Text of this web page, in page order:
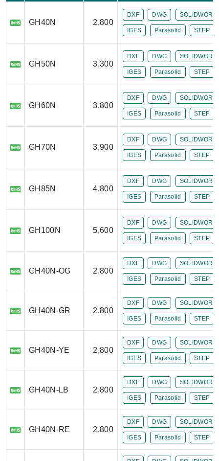
GH40N 2,800
DXF DWG
IGES Parasolid STEP
GH50N 3,300
DXF DWG
IGES Parasolid STEP
GH60N 3,800
DXF DWG
IGES Parasolid STEP
GH70N 3,900
DXF DWG
IGES Parasolid STEP
GH85N 4,800
DXF DWG
IGES Parasolid STEP
GH100N 5,600
DXF DWG
IGES Parasolid STEP
GH40N-OG 2,800
DXF DWG
IGES Parasolid STEP
GH40N-GR 2,800
DXF DWG
IGES Parasolid STEP
GH40N-YE 2,800
DXF DWG
IGES Parasolid STEP
GH40N-LB 2,800
DXF DWG
IGES Parasolid STEP
GH40N-RE 2,800
DXF DWG
IGES Parasolid STEP